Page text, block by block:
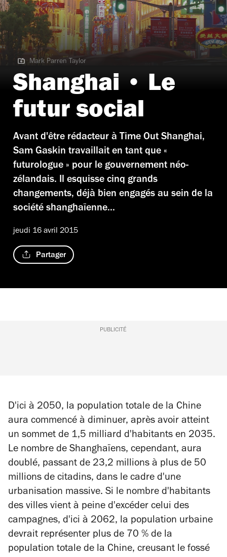
Mark Parren Taylor
Mark Parren Taylor
Shanghai • Le
futur social
Avant d'être rédacteur à Time Out Shanghai,
Sam Gaskin travaillait en tant que «
futurologue » pour le gouvernement néo-
zélandais. Il esquisse cinq grands
changements, déjà bien engagés au sein de la
société shanghaïenne...
jeudi 16 avril 2015
Partager
PUBLICITÉ
D'ici à 2050, la population totale de la Chine
aura commencé à diminuer, après avoir atteint
un sommet de 1,5 milliard d'habitants en 2035.
Le nombre de Shanghaïens, cependant, aura
doublé, passant de 23,2 millions à plus de 50
millions de citadins, dans le cadre d'une
urbanisation massive. Si le nombre d'habitants
des villes vient à peine d'excéder celui des
campagnes, d'ici à 2062, la population urbaine
devrait représenter plus de 70 % de la
population totale de la Chine, creusant le fossé